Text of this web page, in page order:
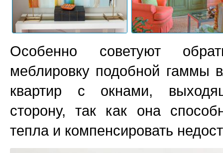
Особенно советуют
меблировку подобной гаммы
квартир с окнами,
сторону, так как она
тепла и компенсировать